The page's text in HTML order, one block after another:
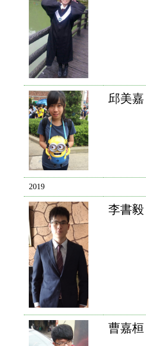
邱美嘉
2019
李書毅
曹嘉桓